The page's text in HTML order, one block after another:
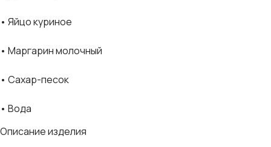
• Яйцо куриное
• Маргарин молочный
• Сахар-песок
• Вода
Описание изделия